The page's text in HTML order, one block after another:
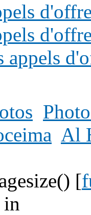
appels
Al
[
in